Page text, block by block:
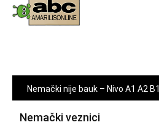
Nemački nije bauk – Nivo A1 A2 B1
Nemački veznici